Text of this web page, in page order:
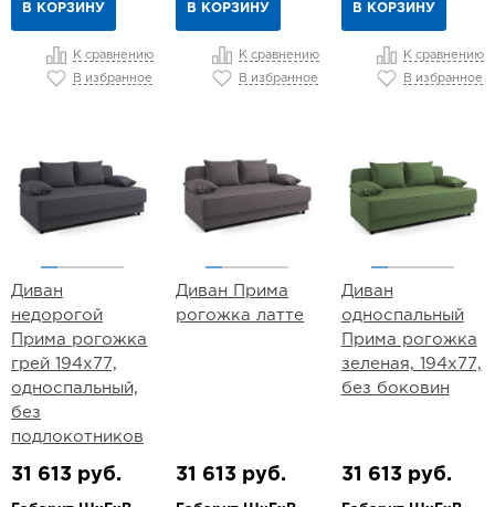
В КОРЗИНУ
К сравнению
В избранное
В КОРЗИНУ
К сравнению
В избранное
В КОРЗИНУ
К сравнению
В избранное
Диван
недорогой
Прима рогожка
грей 194х77,
односпальный,
без
подлокотников
31 613 руб.
Диван Прима
рогожка латте
31 613 руб.
Диван
односпальный
Прима рогожка
зеленая, 194х77,
без боковин
31 613 руб.